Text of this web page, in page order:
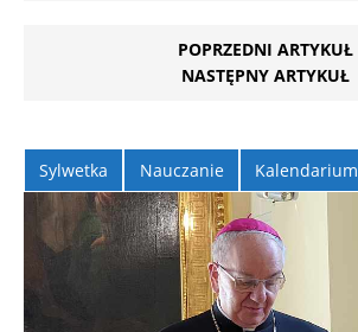
POPRZEDNI ARTYKUŁ
NASTĘPNY ARTYKUŁ
Sylwetka Nauczanie Kalendarium